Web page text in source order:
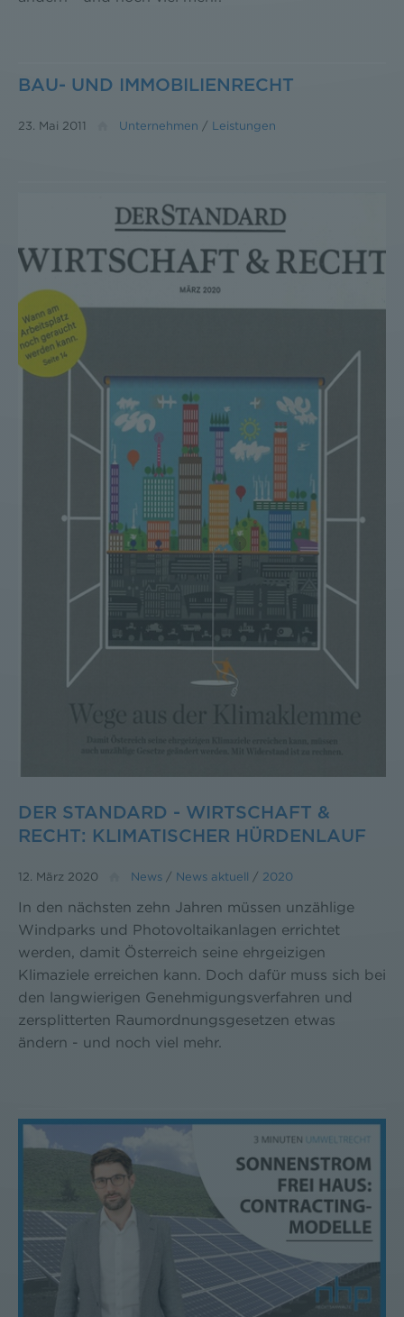
BAU- UND IMMOBILIENRECHT
23. Mai 2011 Unternehmen / Leistungen
DER STANDARD - WIRTSCHAFT &
RECHT: KLIMATISCHER HÜRDENLAUF
12. März 2020 News / News aktuell / 2020
In den nächsten zehn Jahren müssen unzählige
Windparks und Photovoltaikanlagen errichtet
werden, damit Österreich seine ehrgeizigen
Klimaziele erreichen kann. Doch dafür muss sich bei
den langwierigen Genehmigungsverfahren und
zersplitterten Raumordnungsgesetzen etwas
ändern - und noch viel mehr.